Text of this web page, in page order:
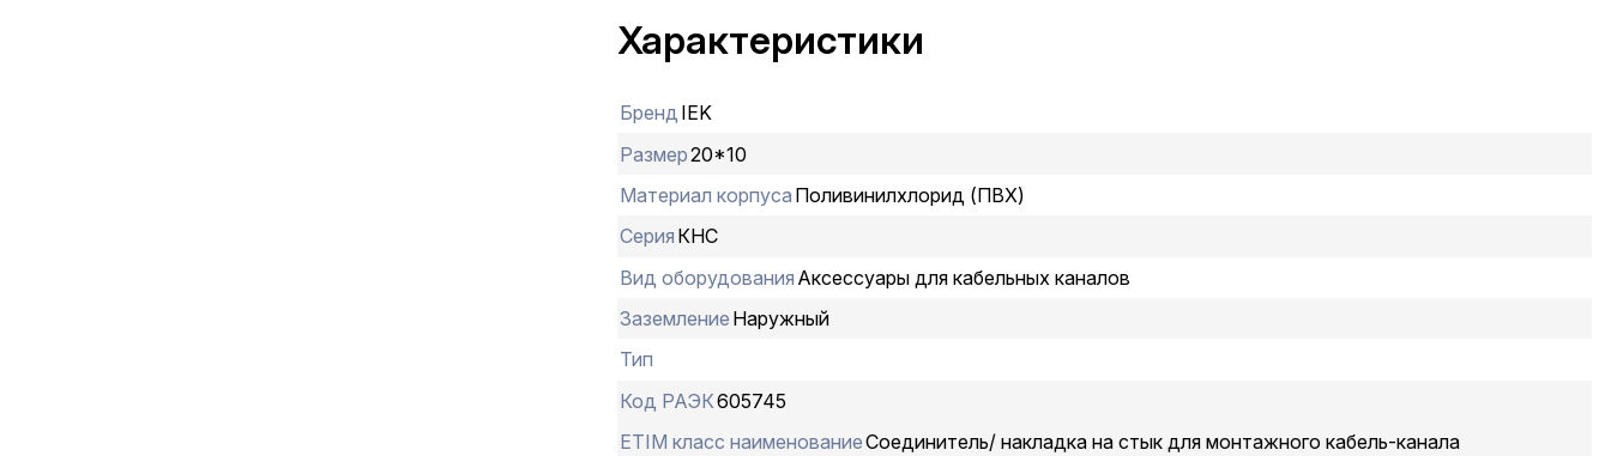
Характеристики
Бренд IEK
Размер20*10
Материал корпуса Поливинилхлорид (ПВХ)
Серия КНС
Вид оборудования Аксессуары для кабельных каналов
Заземление Наружный
Тип
Код РАЭК605745
ETIM класс наименованиеСоединитель/ накладка на стык для монтажного кабель-канала